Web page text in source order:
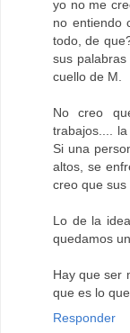
yo no me
no entiendo
todo, de
sus
cuello de M.
No creo
trabajos....
Si una
altos, se
creo que
Lo de la
quedamos
Hay que ser
que es lo
Responder